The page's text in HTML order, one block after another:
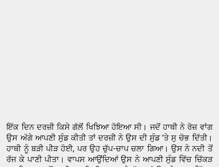
ਇੱਕ ਦਿਨ ਦਰਜ਼ੀ ਕਿਸੇ ਗੱਲੋਂ ਖਿਝਿਆ ਹੋਇਆ ਸੀ। ਜਦੋਂ ਹਾਥੀ ਨੇ ਰੋਜ਼ ਵਾਂਗ
ਉਸ ਅੱਗੇ ਆਪਣੀ ਸੁੰਡ ਕੀਤੀ ਤਾਂ ਦਰਜ਼ੀ ਨੇ ਉਸ ਦੀ ਸੁੰਡ ’ਤੇ ਸੁ ਚੋਭ ਦਿੱਤੀ।
ਹਾਥੀ ਨੂੰ ਬੜੀ ਪੀੜ ਹੋਈ, ਪਰ ਉਹ ਚੁੱਪ-ਚਾਪ ਚਲਾ ਗਿਆ। ਉਸ ਨੇ ਨਦੀ ਤੋਂ
ਰੱਜ ਕੇ ਪਾਣੀ ਪੀਤਾ। ਵਾਪਸ ਆਉਂਦਿਆਂ ਉਸ ਨੇ ਆਪਣੀ ਸੁੰਡ ਵਿੱਚ ਚਿੱਕੜ